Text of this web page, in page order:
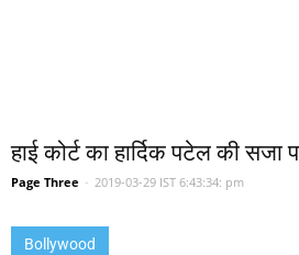
हाई कोर्ट का हार्दिक पटेल की
Page Three - 2019-03-29 IST 6:43:34: pm
Bollywood